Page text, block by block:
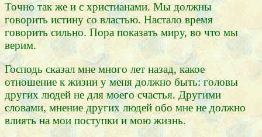
Точно так же и с христианами. Мы должны
говорить истину со властью. Настало время
говорить сильно. Пора показать миру, во что мы
верим.
Господь сказал мне много лет назад, какое
отношение к жизни у меня должно быть: головы
других людей не для моего счастья. Другими
словами, мнение других людей обо мне не должно
влиять на мои поступки и мою жизнь.